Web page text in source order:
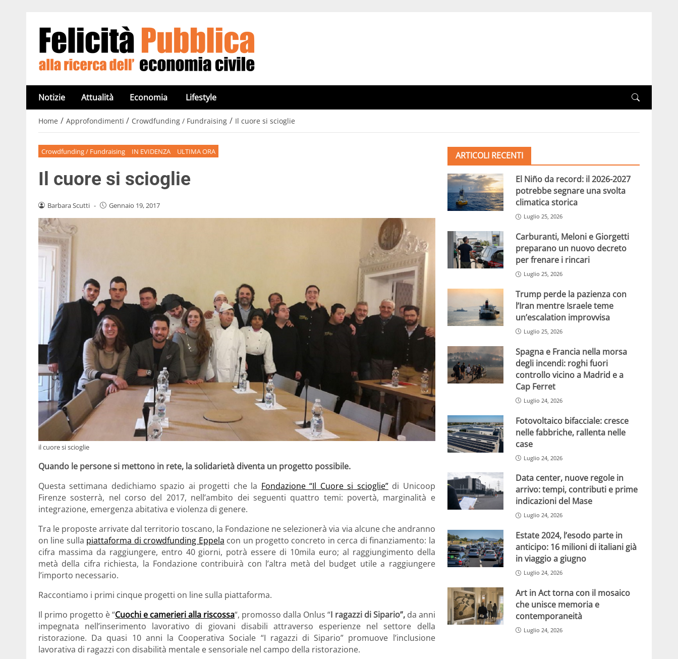
Notizie Attualità Economia Lifestyle
Home / Approfondimenti / Crowdfunding / Fundraising / Il cuore si scioglie
Crowdfunding / Fundraising IN EVIDENZA ULTIMA ORA
Il cuore si scioglie
Barbara Scutti - Gennaio 19, 2017
il cuore si scioglie
Quando le persone si mettono in rete, la solidarietà diventa un progetto possibile.
Questa settimana dedichiamo spazio ai progetti che la Fondazione “Il Cuore si scioglie”di Unicoop
Firenze sosterrà, nel corso del 2017, nell’ambito dei seguenti quattro temi: povertà, marginalità e
integrazione, emergenza abitativa e violenza di genere.
Tra le proposte arrivate dal territorio toscano, la Fondazione ne selezionerà via via alcune che andranno
on line sulla piattaforma di crowdfunding Eppela con un progetto concreto in cerca di finanziamento: la
cifra massima da raggiungere, entro 40 giorni, potrà essere di 10mila euro; al raggiungimento della
metà della cifra richiesta, la Fondazione contribuirà con l’altra metà del budget utile a raggiungere
l’importo necessario.
Raccontiamo i primi cinque progetti on line sulla piattaforma.
Il primo progetto è “Cuochi e camerieri alla riscossa“, promosso dalla Onlus “I ragazzi di Sipario”,da anni
impegnata nell’inserimento lavorativo di giovani disabili attraverso esperienze nel settore della
ristorazione. Da quasi 10 anni la Cooperativa Sociale “I ragazzi di Sipario” promuove l’inclusione
lavorativa di ragazzi con disabilità mentale e sensoriale nel campo della ristorazione.
ARTICOLI RECENTI
El Niño da record: il 2026-2027
potrebbe segnare una svolta
climatica storica
Luglio 25, 2026
Carburanti, Meloni e Giorgetti
preparano un nuovo decreto
per frenare i rincari
Luglio 25, 2026
Trump perde la pazienza con
l’Iran mentre Israele teme
un’escalation improvvisa
Luglio 25, 2026
Spagna e Francia nella morsa
degli incendi: roghi fuori
controllo vicino a Madrid e a
Cap Ferret
Luglio 24, 2026
Fotovoltaico bifacciale: cresce
nelle fabbriche, rallenta nelle
case
Luglio 24, 2026
Data center, nuove regole in
arrivo: tempi, contributi e prime
indicazioni del Mase
Luglio 24, 2026
Estate 2024, l’esodo parte in
anticipo: 16 milioni di italiani già
in viaggio a giugno
Luglio 24, 2026
Art in Act torna con il mosaico
che unisce memoria e
contemporaneità
Luglio 24, 2026